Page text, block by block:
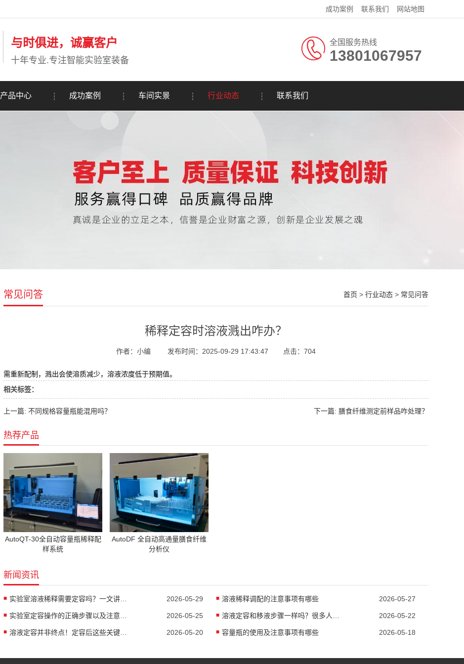
成功案例 联系我们 网站地图
与时俱进，诚赢客户
十年专业.专注智能实验室装备
全国服务热线
13801067957
产品中心 成功案例 车间实景 行业动态 联系我们
常见问答 首页 > 行业动态 > 常见问答
稀释定容时溶液溅出咋办？
作者：小编 发布时间：2025-09-29 17:43:47 点击： 704
需重新配制，溅出会使溶质减少，溶液浓度低于预期值。
相关标签：
上一篇: 不同规格容量瓶能混用吗？ 下一篇: 膳食纤维测定前样品咋处理？
热荐产品
AutoQT-30全自动容量瓶稀释配
样系统
AutoDF 全自动高通量膳食纤维
分析仪
新闻资讯
2026-05-29 溶液稀释调配的注意事项有哪些 2026-05-27
2026-05-25 2026-05-22
2026-05-20 容量瓶的使用及注意事项有哪些 2026-05-18